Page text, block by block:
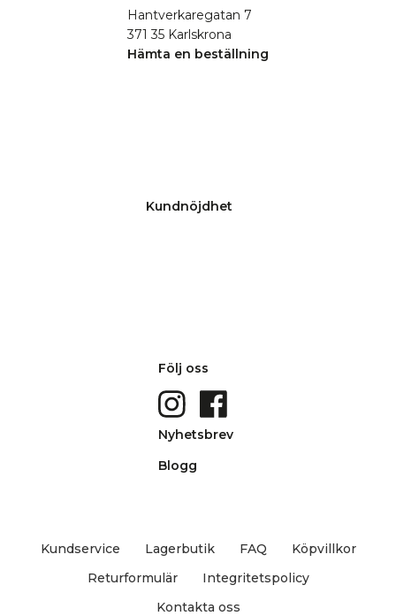
Hantverkaregatan 7
371 35 Karlskrona
Hämta en beställning
Kundnöjdhet
Följ oss
Nyhetsbrev
Blogg
Kundservice Lagerbutik FAQ
Köpvillkor
Returformulär
Integritetspolicy
Kontakta oss